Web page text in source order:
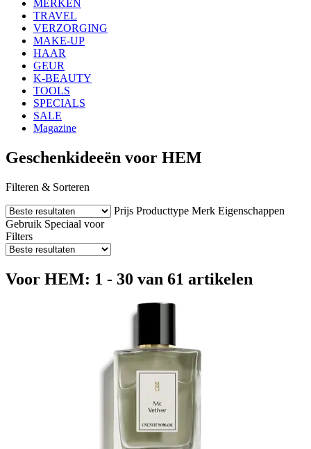
MERKEN
TRAVEL
VERZORGING
MAKE-UP
HAAR
GEUR
K-BEAUTY
TOOLS
SPECIALS
SALE
Magazine
Geschenkideeën voor HEM
Filteren & Sorteren
Prijs Producttype Merk Eigenschappen
Gebruik Speciaal voor
Filters
Voor HEM: 1 - 30 van 61 artikelen